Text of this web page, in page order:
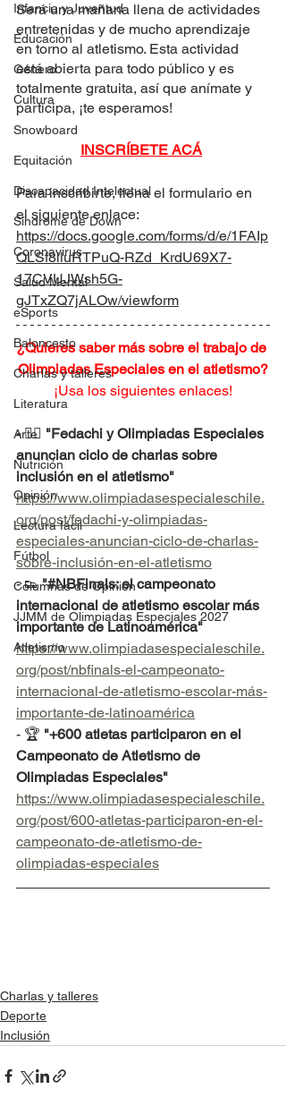
Infancia y Juventud
Educación
Género
Cultura
Snowboard
Equitación
Discapacidad Intelectual
Síndrome de Down
Coronavirus
Salud Mental
eSports
Baloncesto
Charlas y talleres
Literatura
Arte
Nutrición
Opinión
Lectura fácil
Fútbol
Columnas de Opinión
JJMM de Olimpiadas Especiales 2027
Atletismo
Será una mañana llena de actividades
entretenidas y de mucho aprendizaje
en torno al atletismo. Esta actividad
está abierta para todo público y es
totalmente gratuita, así que anímate y
participa, ¡te esperamos!
INSCRÍBETE ACÁ
Para inscribirte, llena el formulario en
el siguiente enlace:
https://docs.google.com/forms/d/e/1FAIp
QLSf8lluRTPuQ-RZd_KrdU69X7-
17CVUJWsh5G-
gJTxZQ7jALOw/viewform
¿Quieres saber más sobre el trabajo de
Olimpiadas Especiales en el atletismo?
¡Usa los siguientes enlaces!
- 🏃‍♂️ "Fedachi y Olimpiadas Especiales
anuncian ciclo de charlas sobre
inclusión en el atletismo"
https://www.olimpiadasespecialeschile.
org/post/fedachi-y-olimpiadas-
especiales-anuncian-ciclo-de-charlas-
sobre-inclusión-en-el-atletismo
- 👟 "#NBFinals: el campeonato
internacional de atletismo escolar más
importante de Latinoamérica"
https://www.olimpiadasespecialeschile.
org/post/nbfinals-el-campeonato-
internacional-de-atletismo-escolar-más-
importante-de-latinoamérica
- 🏆 "+600 atletas participaron en el
Campeonato de Atletismo de
Olimpiadas Especiales"
https://www.olimpiadasespecialeschile.
org/post/600-atletas-participaron-en-el-
campeonato-de-atletismo-de-
olimpiadas-especiales
Charlas y talleres
Deporte
Inclusión